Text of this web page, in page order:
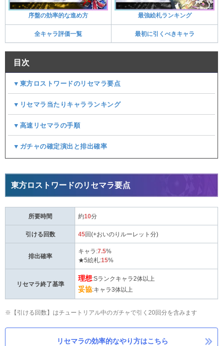
序盤の効率的な進め方 最強絵札ランキング
全キャラ評価一覧 最初に引くべきキャラ
目次
▼東方ロストワードのリセマラ要点
▼リセマラ当たりキャラランキング
▼高速リセマラの手順
▼ガチャの確定演出と排出確率
東方ロストワードのリセマラ要点
所要時間 約10分
引ける回数 45回(+おいのりルーレット分)
排出確率
キャラ:7.5%
★5絵札:15%
リセマラ終了基準
理想:Sランクキャラ2体以上
妥協:キャラ3体以上
※【引ける回数】はチュートリアル中のガチャで引く20回分を含みます
リセマラの効率的なやり方はこちら